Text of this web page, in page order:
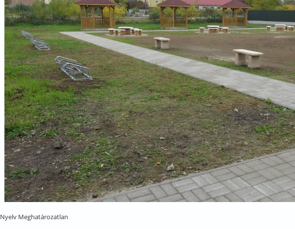
Nyelv Meghatározatlan